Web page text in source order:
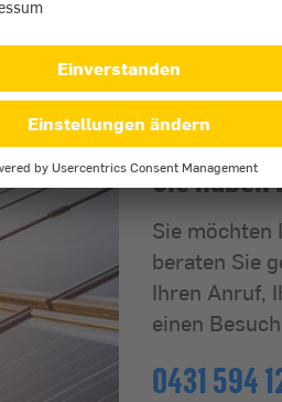
Sie haben
Sie
beraten Sie
Ihren Anruf,
einen
0431 594